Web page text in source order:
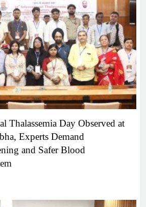
Thalassemia Day Observed at
Experts Demand
and Safer Blood